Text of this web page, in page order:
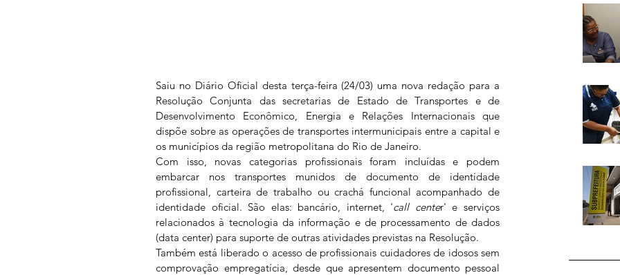
Saiu no Diário Oficial desta terça-feira (24/03) uma nova redação para a
Resolução Conjunta das secretarias de Estado de Transportes e de
Desenvolvimento Econômico, Energia e Relações Internacionais que
dispõe sobre as operações de transportes intermunicipais entre a capital e
os municípios da região metropolitana do Rio de Janeiro.
Com isso, novas categorias profissionais foram incluídas e podem
embarcar nos transportes munidos de documento de identidade
profissional, carteira de trabalho ou crachá funcional acompanhado de
identidade oficial. São elas: bancário, internet, 'call center' e serviços
relacionados à tecnologia da informação e de processamento de dados
(data center) para suporte de outras atividades previstas na Resolução.
Também está liberado o acesso de profissionais cuidadores de idosos sem
comprovação empregatícia, desde que apresentem documento pessoal